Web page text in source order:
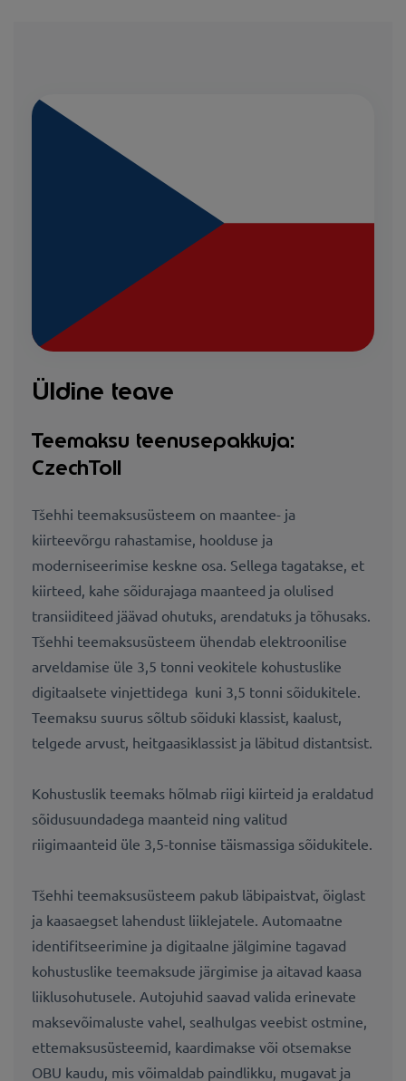
Üldine teave
Teemaksu teenusepakkuja:
CzechToll
Tšehhi teemaksusüsteem on maantee- ja
kiirteevõrgu rahastamise, hoolduse ja
moderniseerimise keskne osa. Sellega tagatakse, et
kiirteed, kahe sõidurajaga maanteed ja olulised
transiiditeed jäävad ohutuks, arendatuks ja tõhusaks.
Tšehhi teemaksusüsteem ühendab elektroonilise
arveldamise üle 3,5 tonni veokitele kohustuslike
digitaalsete vinjettidega kuni 3,5 tonni sõidukitele.
Teemaksu suurus sõltub sõiduki klassist, kaalust,
telgede arvust, heitgaasiklassist ja läbitud distantsist.
Kohustuslik teemaks hõlmab riigi kiirteid ja eraldatud
sõidusuundadega maanteid ning valitud
riigimaanteid üle 3,5-tonnise täismassiga sõidukitele.
Tšehhi teemaksusüsteem pakub läbipaistvat, õiglast
ja kaasaegset lahendust liiklejatele. Automaatne
identifitseerimine ja digitaalne jälgimine tagavad
kohustuslike teemaksude järgimise ja aitavad kaasa
liiklusohutusele. Autojuhid saavad valida erinevate
maksevõimaluste vahel, sealhulgas veebist ostmine,
ettemaksusüsteemid, kaardimakse või otsemakse
OBU kaudu, mis võimaldab paindlikku, mugavat ja